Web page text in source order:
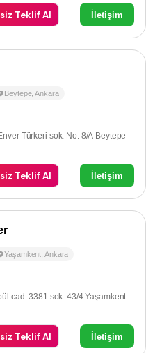
Teklif Al İletişim
Beytepe,Ankara
Türkeri sok. No: 8/A Beytepe -
Teklif Al İletişim
Yaşamkent ,Ankara
3381 sok. 43/4 Yaşamkent -
Teklif Al İletişim